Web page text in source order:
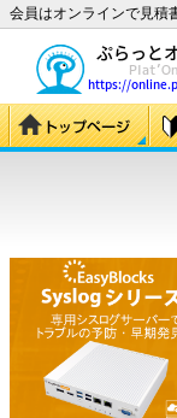
会員はオンラインで見積